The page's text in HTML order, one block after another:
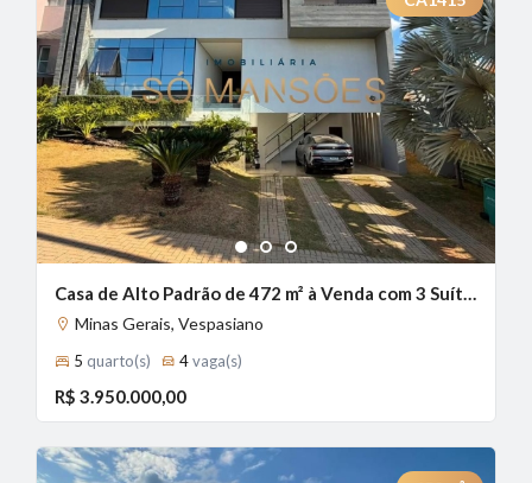
1 2 3
Minas Gerais, Vespasiano
5 quarto(s) 4vaga(s)
R$ 3.950.000,00